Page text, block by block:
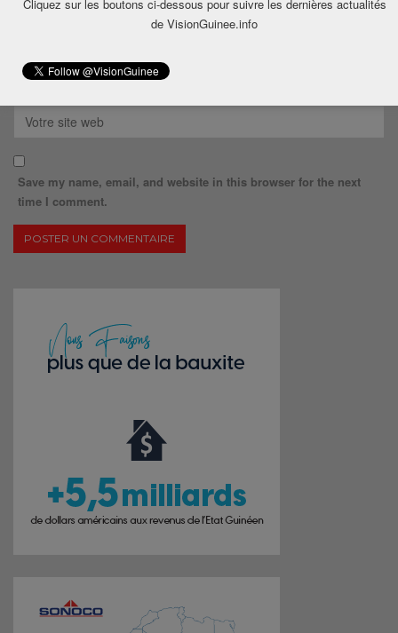
Save my name, email, and website in this browser for the next
time I comment.
Cliquez sur les boutons ci-dessous pour suivre les dernières actualités
de VisionGuinee.info